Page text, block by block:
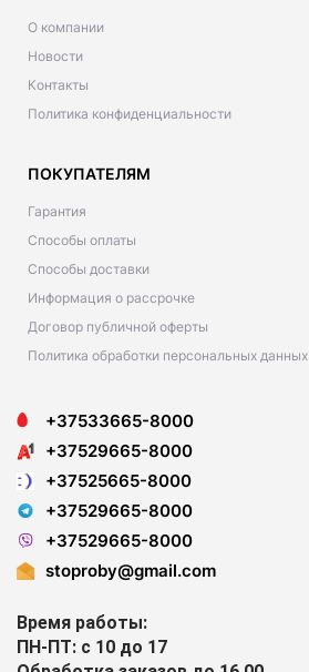
О компании
Новости
Контакты
Политика конфиденциальности
ПОКУПАТЕЛЯМ
Гарантия
Способы оплаты
Способы доставки
Информация о рассрочке
Договор публичной оферты
Политика обработки персональных данных
+37533665-8000
+37529665-8000
+37525665-8000
+37529665-8000
+37529665-8000
stoproby@gmail.com
Время работы:
ПН-ПТ: с 10 до 17